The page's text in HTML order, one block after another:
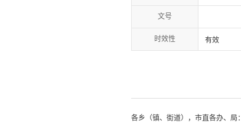
文号
时效性 有效
各乡（镇、街道），市直各办、局：